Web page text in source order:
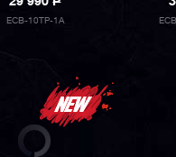
ECB-10TP-1A